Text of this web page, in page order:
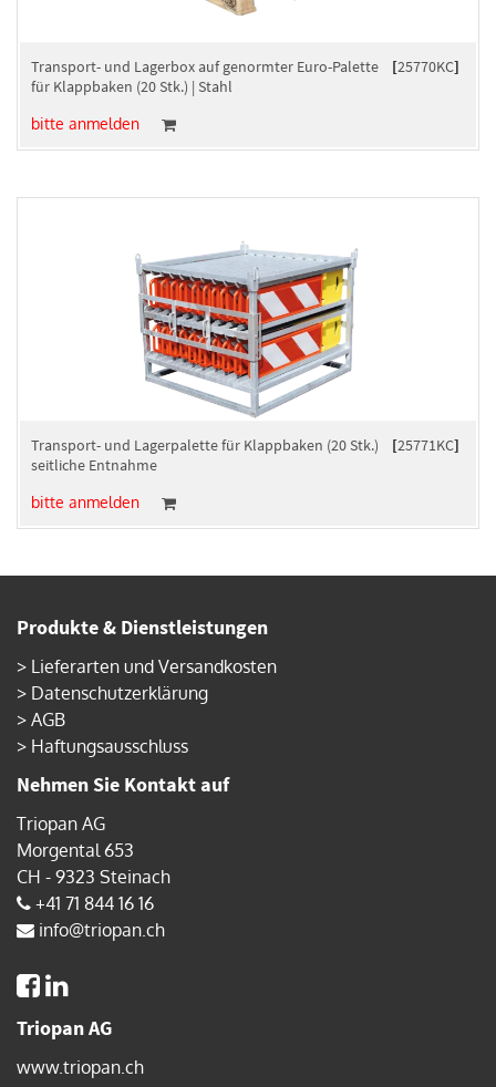
[25770KC]
Transport- und Lagerbox auf genormter Euro-Palette
für Klappbaken (20 Stk.) | Stahl
bitte anmelden
[25771KC]
Transport- und Lagerpalette für Klappbaken (20 Stk.)
seitliche Entnahme
bitte anmelden
Produkte & Dienstleistungen
> Lieferarten und Versandkosten
> Datenschutzerklärung
> AGB
> Haftungsausschluss
Nehmen Sie Kontakt auf
Triopan AG
Morgental 653
CH - 9323 Steinach
+41 71 844 16 16
info@triopan.ch
Triopan AG
www.triopan.ch